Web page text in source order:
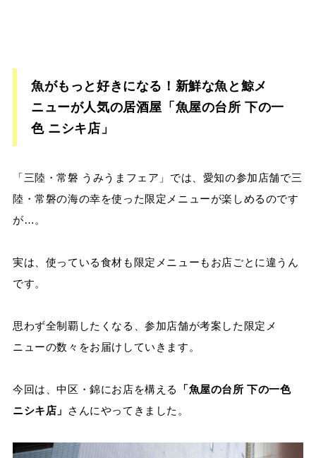
魚がもっと好きになる！新鮮な魚と鯨メ
ニューが人気の居酒屋「魚屋の台所 下の一
色 ニシキ店」
「三陸・常磐 うみうまフェア」では、愛知の参加店舗で三
陸・常磐の海の幸を使った限定メニューが楽しめるのです
が…。
実は、使っている食材も限定メニューもお店ごとに違うん
です。
思わず全制覇したくなる、参加店舗が考案した限定メ
ニューの数々をお届けしていきます。
今回は、中区・錦にお店を構える
「魚屋の台所 下の一色
ニシキ店 」 さんにやってきました。